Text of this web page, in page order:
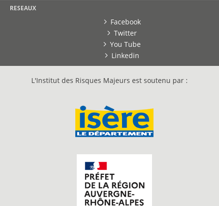
RESEAUX
Facebook
Twitter
You Tube
Linkedin
L'Institut des Risques Majeurs est soutenu par :